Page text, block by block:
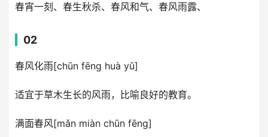
春宵一刻、春生秋杀、春风和气、春风雨露、
02
春风化雨[chūn fēng huà yǔ]
适宜于草木生长的风雨，比喻良好的教育。
满面春风[mǎn miàn chūn fēng]